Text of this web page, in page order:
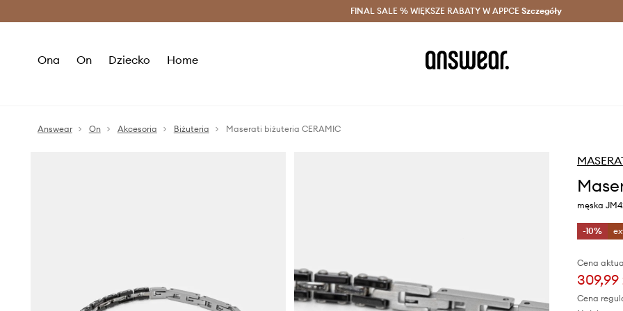
Oszczędzaj z Answear Club > Dostawa nawet w 24h >
FINAL SALE % WIĘKSZE RABATY W APPCE Szczegóły
Ona On Dziecko Home
Answear On Akcesoria Biżuteria Maserati biżuteria CERAMIC
męska
-10%
Cena
309,99
Cena